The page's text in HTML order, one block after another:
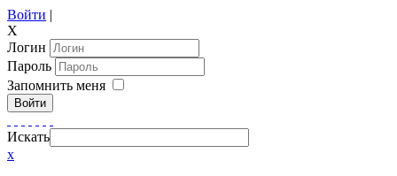
Войти |
X
Логин
Пароль
Запомнить меня
Войти
Искать
x